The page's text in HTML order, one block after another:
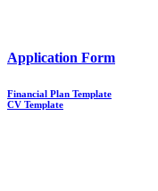
Application Form
Financial Plan Template
CV Template